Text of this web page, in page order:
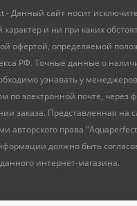
- Данный сайт носит
и ни при каких
офертой, определяемой
РФ. Точные данные о
узнавать у
по электронной почте, через
заказа. Представленная на
авторского права
должно быть
интернет-магазина.